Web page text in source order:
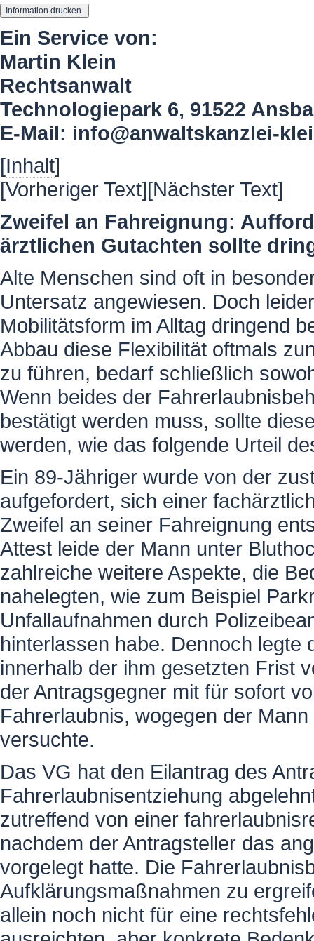
Ein Service von:
Martin Klein
Rechtsanwalt
Technologiepark 6, 91522
E-Mail: info@anwaltskanzlei-
[Inhalt]
[Vorheriger Text][Nächster Text]
Zweifel an Fahreignung:
ärztlichen Gutachten sollte
Alte Menschen sind oft in
Untersatz angewiesen. Doch
Mobilitätsform im Alltag dringend
Abbau diese Flexibilität oftmals
zu führen, bedarf schließlich
Wenn beides der
bestätigt werden muss, sollte
werden, wie das folgende Urteil
Ein 89-Jähriger wurde von der
aufgefordert, sich einer
Zweifel an seiner Fahreignung
Attest leide der Mann unter
zahlreiche weitere Aspekte, die
nahelegten, wie zum Beispiel
Unfallaufnahmen durch
hinterlassen habe. Dennoch
innerhalb der ihm gesetzten Frist
der Antragsgegner mit für sofort
Fahrerlaubnis, wogegen der
versuchte.
Das VG hat den Eilantrag des
Fahrerlaubnisentziehung
zutreffend von einer
nachdem der Antragsteller das
vorgelegt hatte. Die
Aufklärungsmaßnahmen zu
allein noch nicht für eine